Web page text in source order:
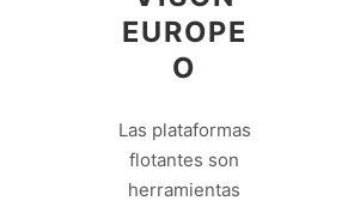
EUROPE
O
Las plataformas
flotantes son
herramientas